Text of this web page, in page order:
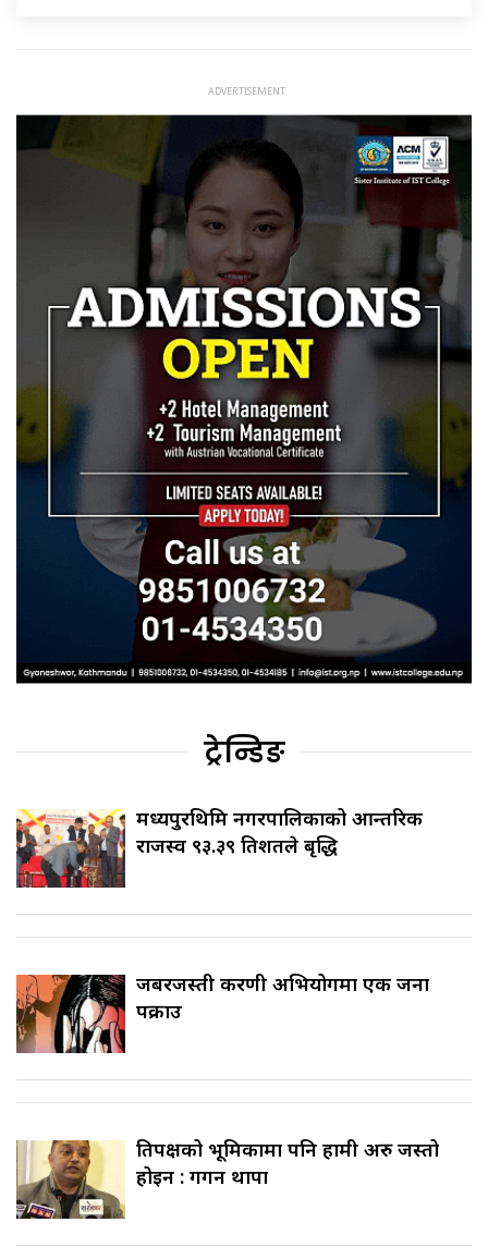
ट्रेन्डिङ
मध्यपुरथिमि नगरपालिकाको आन्तरिक
राजस्व ९३.३९ प्रतिशतले बृद्धि
जबरजस्ती करणी अभियोगमा एक जना
पक्राउ
प्रतिपक्षको भूमिकामा पनि हामी अरु जस्तो
होइन : गगन थापा